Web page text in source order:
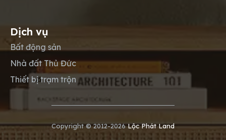
Dịch vụ
Bất động sản
Nhà đất Thủ Đức
Thiết bị trạm trộn
Copyright © 2012-2026Lộc Phát Land